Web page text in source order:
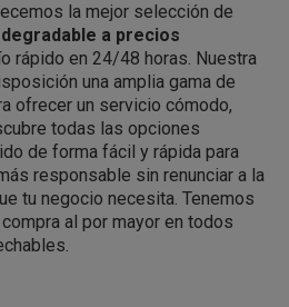
la mejor selección de
a precios
rápido en 24/48 horas. Nuestra
una amplia gama de
ofrecer un servicio cómodo,
todas las opciones
de forma fácil y rápida para
responsable sin renunciar a la
tu negocio necesita. Tenemos
al por mayor en todos